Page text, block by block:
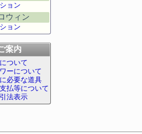
ョン
ウィン
ョン
案内
ついて
ーについて
必要な道具
払等について
法表示